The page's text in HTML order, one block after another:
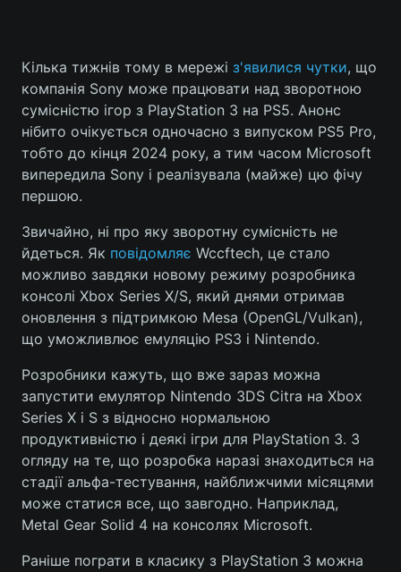
Головна Війна
Україна
Економіка Світ
Спорт
Техно і зв'язок Лайт
Зброя Інциденти
Здоров'я Туризм
Цікавинки Погода
Екологія Регіони
Лонгріди
Відео з Youtube Статті
Інтерв'ю Думки
Кілька тижнів тому в мережі з'явилися чутки, що
компанія Sony може працювати над зворотною
сумісністю ігор з PlayStation 3 на PS5. Анонс
нібито очікується одночасно з випуском PS5 Pro,
тобто до кінця 2024 року, а тим часом Microsoft
випередила Sony і реалізувала (майже) цю фічу
першою.
Звичайно, ні про яку зворотну сумісність не
йдеться. Як повідомляє Wccftech, це стало
можливо завдяки новому режиму розробника
консолі Xbox Series X/S, який днями отримав
оновлення з підтримкою Mesa (OpenGL/Vulkan),
що уможливлює емуляцію PS3 і Nintendo.
Розробники кажуть, що вже зараз можна
запустити емулятор Nintendo 3DS Citra на Xbox
Series X і S з відносно нормальною
продуктивністю і деякі ігри для PlayStation 3. З
огляду на те, що розробка наразі знаходиться на
стадії альфа-тестування, найближчими місяцями
може статися все, що завгодно. Наприклад,
Metal Gear Solid 4 на консолях Microsoft.
Раніше пограти в класику з PlayStation 3 можна